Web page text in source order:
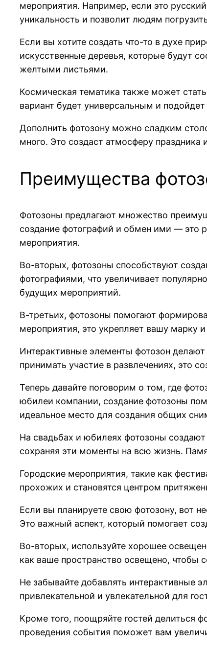
мероприятия. Например, если это
уникальность и позволит людям
Если вы хотите создать что-то в духе
искусственные деревья, которые будут
желтыми листьями.
Космическая тематика также может
вариант будет универсальным и
Дополнить фотозону можно сладким
много. Это создаст атмосферу праздника
Преимущества
Фотозоны предлагают множество
создание фотографий и обмен ими — это
мероприятия.
Во-вторых, фотозоны способствуют
фотографиями, что увеличивает
будущих мероприятий.
В-третьих, фотозоны помогают
мероприятия, это укрепляет вашу марку
Интерактивные элементы фотозон
принимать участие в развлечениях, это
Теперь давайте поговорим о том, где
юбилеи компании, создание фотозоны
идеальное место для создания общих
На свадьбах и юбилеях фотозоны
сохраняя эти моменты на всю жизнь.
Городские мероприятия, такие как
прохожих и становятся центром
Если вы планируете свою фотозону, вот
Это важный аспект, который помогает
Во-вторых, используйте хорошее
как ваше пространство освещено, чтобы
Не забывайте добавлять интерактивные
привлекательной и увлекательной для
Кроме того, поощряйте гостей делиться
проведения события поможет вам